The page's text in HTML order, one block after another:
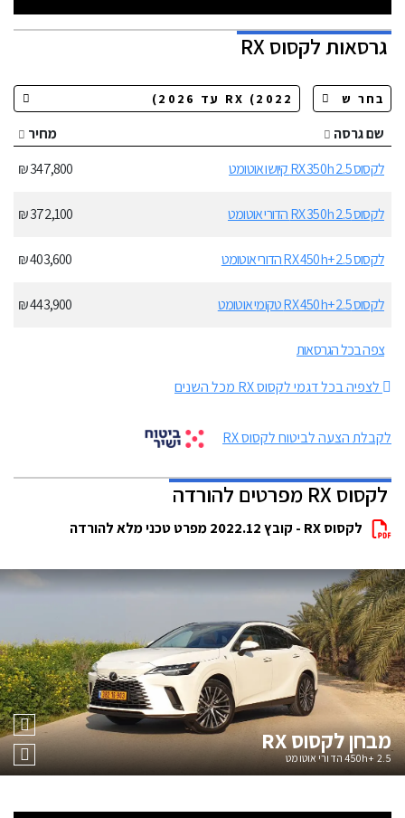
גרסאותלקסוס RX
שם גרסה
מחיר
לקסוס RX 350h 2.5 קיושו אוטומט
347,800 ₪
לקסוס RX 350h 2.5 הדורי אוטומט 372,100 ₪
לקסוס RX 450h+ 2.5 הדורי אוטומט 403,600 ₪
לקסוס RX 450h+ 2.5 טקומי אוטומט 443,900 ₪
צפה בכל הגרסאות
לצפיה בכל דגמי לקסוס RX מכל השנים
לקבלת הצעה לביטוח לקסוס RX
לקסוס RX מפרטים להורדה
לקסוס RX - קובץ 2022.12 מפרט טכני מלא להורדה
מבחןלקסוס RX
450h+ 2.5 הדורי אוטומט